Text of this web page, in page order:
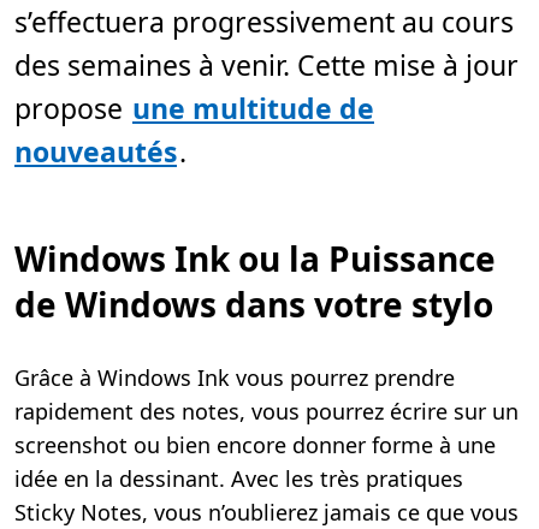
3
n
s’effectuera progressivement au cours
des semaines à venir. Cette mise à jour
propose une multitude de
nouveautés.
Windows Ink ou la Puissance
de Windows dans votre stylo
Grâce à Windows Ink vous pourrez prendre
rapidement des notes, vous pourrez écrire sur un
screenshot ou bien encore donner forme à une
idée en la dessinant. Avec les très pratiques
Sticky Notes, vous n’oublierez jamais ce que vous